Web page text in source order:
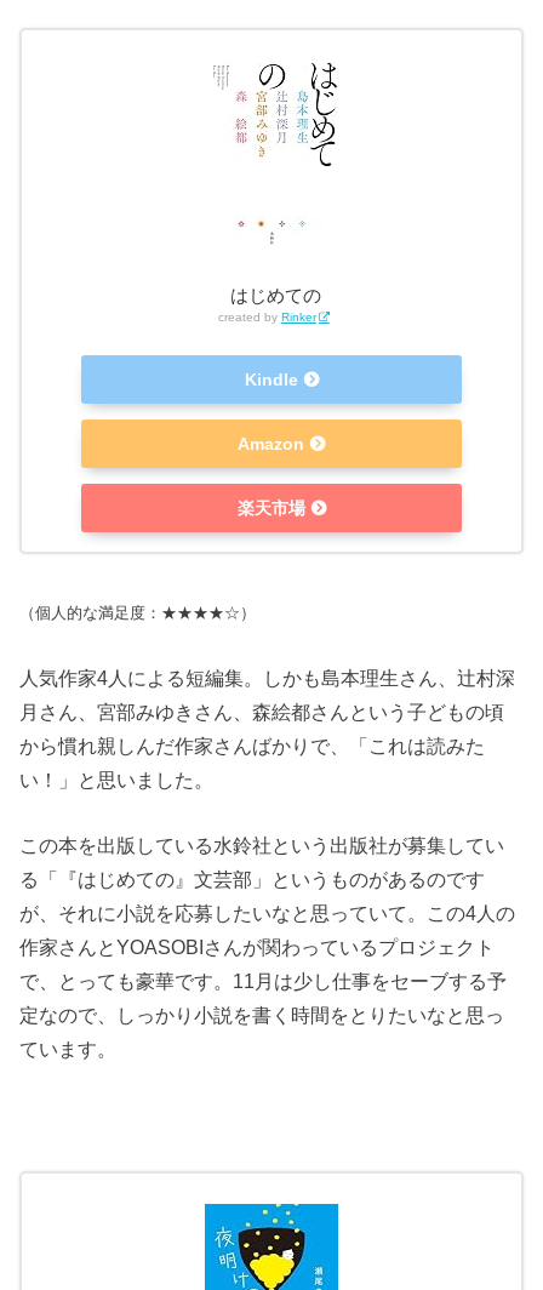
はじめての
created by Rinker
Kindle
Amazon
楽天市場
（個人的な満足度：★★★★☆）
人気作家4人による短編集。しかも島本理生さん、辻村深
月さん、宮部みゆきさん、森絵都さんという子どもの頃
から慣れ親しんだ作家さんばかりで、「これは読みた
い！」と思いました。
この本を出版している水鈴社という出版社が募集してい
る「『はじめての』文芸部」というものがあるのです
が、それに小説を応募したいなと思っていて。この4人の
作家さんとYOASOBIさんが関わっているプロジェクト
で、とっても豪華です。11月は少し仕事をセーブする予
定なので、しっかり小説を書く時間をとりたいなと思っ
ています。